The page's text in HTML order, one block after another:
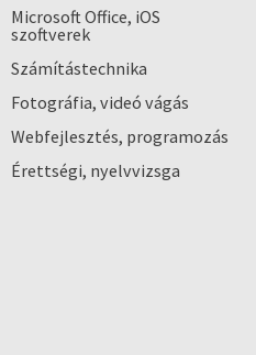
Microsoft Office, iOS
szoftverek
Számítástechnika
Fotográfia, videó vágás
Webfejlesztés, programozás
Érettségi, nyelvvizsga